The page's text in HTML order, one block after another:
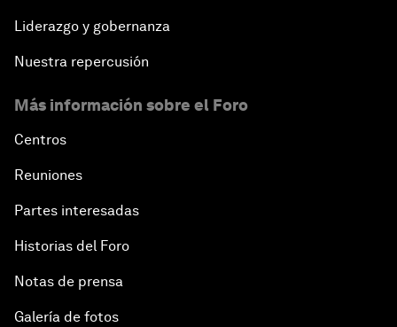
Liderazgo y gobernanza
Nuestra repercusión
Más información sobre el Foro
Centros
Reuniones
Partes interesadas
Historias del Foro
Notas de prensa
Galería de fotos